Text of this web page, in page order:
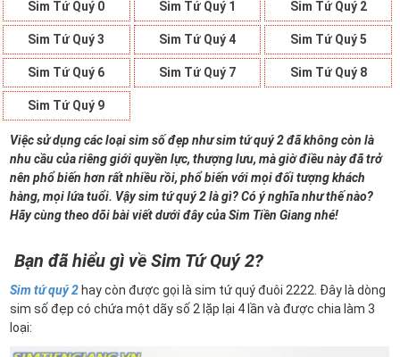
Sim Tứ Quý 0 Sim Tứ Quý 1 Sim Tứ Quý 2
Sim Tứ Quý 3 Sim Tứ Quý 4 Sim Tứ Quý 5
Sim Tứ Quý 6 Sim Tứ Quý 7 Sim Tứ Quý 8
Sim Tứ Quý 9
Việc sử dụng các loại sim số đẹp như sim tứ quý 2 đã không còn là
nhu cầu của riêng giới quyền lực, thượng lưu, mà giờ điều này đã trở
nên phổ biến hơn rất nhiều rồi, phổ biến với mọi đối tượng khách
hàng, mọi lứa tuổi. Vậy sim tứ quý 2 là gì? Có ý nghĩa như thế nào?
Hãy cùng theo dõi bài viết dưới đây của Sim Tiền Giang nhé!
Bạn đã hiểu gì về Sim Tứ Quý 2?
Sim tứ quý 2 hay còn được gọi là sim tứ quý đuôi 2222. Đây là dòng
sim số đẹp có chứa một dãy số 2 lặp lại 4 lần và được chia làm 3
loại: